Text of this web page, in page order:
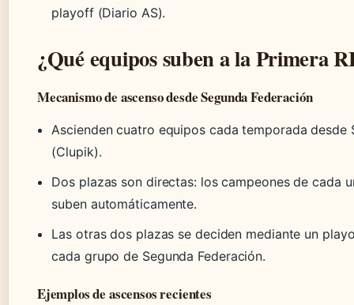
playoff (Diario AS).
¿Qué equipos suben a la Primera
Mecanismo de ascenso desde Segunda Federación
Ascienden cuatro equipos cada temporada desde
(Clupik).
Dos plazas son directas: los campeones de cada
suben automáticamente.
Las otras dos plazas se deciden mediante un
cada grupo de Segunda Federación.
Ejemplos de ascensos recientes